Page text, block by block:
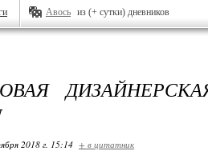
Авось из (+ сутки) дневников
2018 г. 15:14 + в цитатник